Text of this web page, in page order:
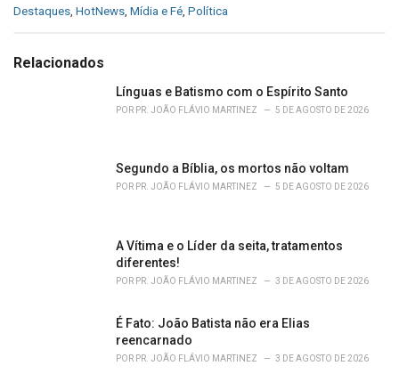
C
e
Destaques, HotNews, Mídia e Fé, Política
Relacionados
Línguas e Batismo com o Espírito Santo
POR PR. JOÃO FLÁVIO MARTINEZ 5 DE AGOSTO DE 2026
Segundo a Bíblia, os mortos não voltam
POR PR. JOÃO FLÁVIO MARTINEZ 5 DE AGOSTO DE 2026
A Vítima e o Líder da seita, tratamentos
diferentes!
POR PR. JOÃO FLÁVIO MARTINEZ 3 DE AGOSTO DE 2026
É Fato: João Batista não era Elias
reencarnado
POR PR. JOÃO FLÁVIO MARTINEZ 3 DE AGOSTO DE 2026